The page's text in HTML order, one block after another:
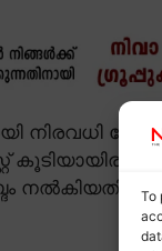
To
നിരവധി